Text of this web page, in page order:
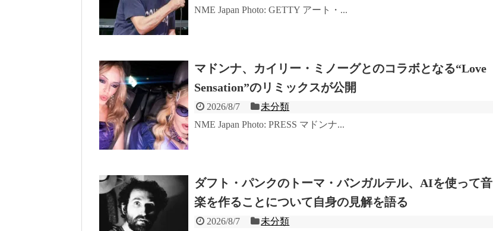
NME Japan Photo: GETTY アート・...
マドンナ、カイリー・ミノーグとのコラボとなる“Love
Sensation”のリミックスが公開
2026/8/7
未分類
NME Japan Photo: PRESS マドンナ...
ダフト・パンクのトーマ・バンガルテル、AIを使って音
楽を作ることについて自身の見解を語る
2026/8/7
未分類